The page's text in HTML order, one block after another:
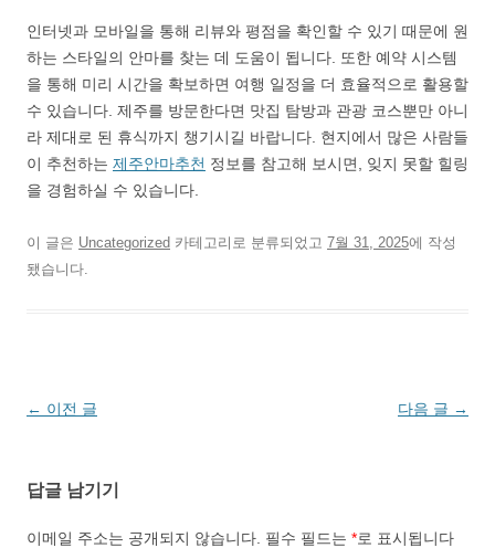
인터넷과 모바일을 통해 리뷰와 평점을 확인할 수 있기 때문에 원
하는 스타일의 안마를 찾는 데 도움이 됩니다. 또한 예약 시스템
을 통해 미리 시간을 확보하면 여행 일정을 더 효율적으로 활용할
수 있습니다. 제주를 방문한다면 맛집 탐방과 관광 코스뿐만 아니
라 제대로 된 휴식까지 챙기시길 바랍니다. 현지에서 많은 사람들
이 추천하는 제주안마추천 정보를 참고해 보시면, 잊지 못할 힐링
을 경험하실 수 있습니다.
이 글은 Uncategorized 카테고리로 분류되었고 7월 31, 2025에 작성
됐습니다.
글
게
이
← 이전 글 다음 글 →
답글 남기기
이메일 주소는 공개되지 않습니다. 필수 필드는 *로 표시됩니다